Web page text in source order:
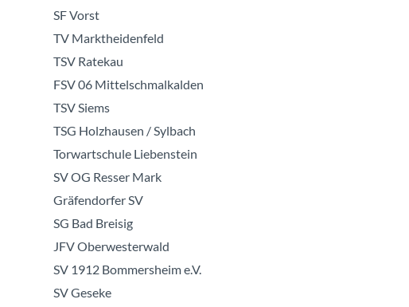
SF Vorst
TV Marktheidenfeld
TSV Ratekau
FSV 06 Mittelschmalkalden
TSV Siems
TSG Holzhausen / Sylbach
Torwartschule Liebenstein
SV OG Resser Mark
Gräfendorfer SV
SG Bad Breisig
JFV Oberwesterwald
SV 1912 Bommersheim e.V.
SV Geseke